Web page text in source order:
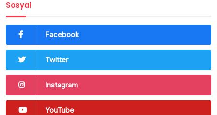
Sosyal
Facebook
Twitter
Instagram
YouTube